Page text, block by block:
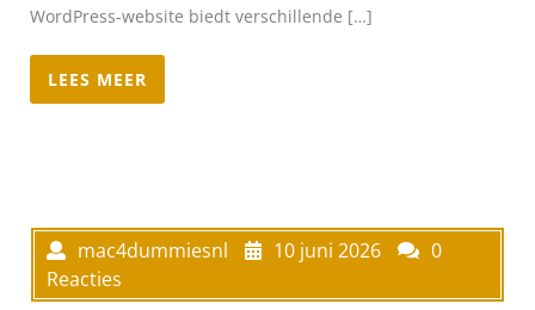
WordPress-website biedt verschillende […]
LEES MEER
mac4dummiesnl 10 juni 2026
0
Reacties